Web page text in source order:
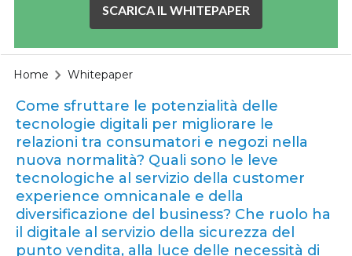
SCARICA IL WHITEPAPER
Home Whitepaper
Come sfruttare le potenzialità delle
tecnologie digitali per migliorare le
relazioni tra consumatori e negozi nella
nuova normalità? Quali sono le leve
tecnologiche al servizio della customer
experience omnicanale e della
diversificazione del business? Che ruolo ha
il digitale al servizio della sicurezza del
punto vendita, alla luce delle necessità di